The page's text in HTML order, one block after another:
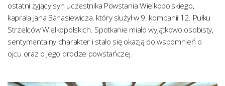
ostatni żyjący syn uczestnika Powstania Wielkopolskiego,
kaprala Jana Banasiewicza, który służył w 9. kompanii 12. Pułku
Strzelców Wielkopolskich. Spotkanie miało wyjątkowo osobisty,
sentymentalny charakter i stało się okazją do wspomnień o
ojcu oraz o jego drodze powstańczej.